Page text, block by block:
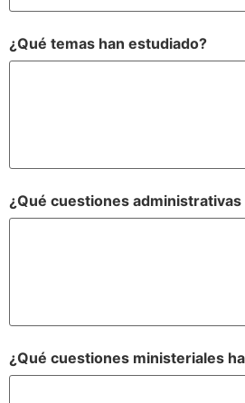
¿Qué temas han estudiado?
¿Qué cuestiones
¿Qué cuestiones ministeriales